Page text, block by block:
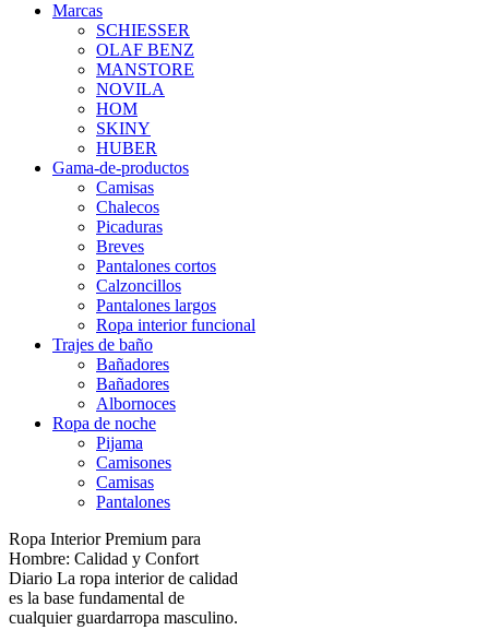
Marcas
SCHIESSER
OLAF BENZ
MANSTORE
NOVILA
HOM
SKINY
HUBER
Gama-de-productos
Camisas
Chalecos
Picaduras
Breves
Pantalones cortos
Calzoncillos
Pantalones largos
Ropa interior funcional
Trajes de baño
Bañadores
Bañadores
Albornoces
Ropa de noche
Pijama
Camisones
Camisas
Pantalones
Ropa Interior Premium para
Hombre: Calidad y Confort
Diario La ropa interior de calidad
es la base fundamental de
cualquier guardarropa masculino.